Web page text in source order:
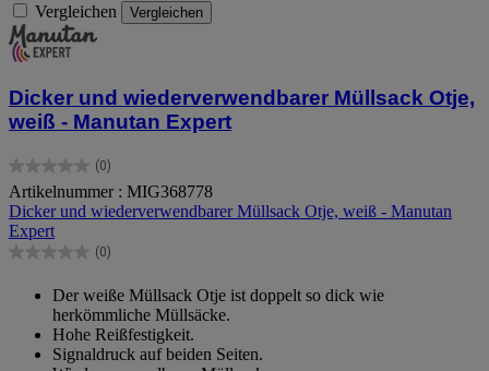
Vergleichen Vergleichen
Dicker und wiederverwendbarer Müllsack Otje,
weiß - Manutan Expert
(0)
0.0
von
5
Sternen.
Artikelnummer : MIG368778
Dicker und wiederverwendbarer Müllsack Otje, weiß - Manutan
Expert
(0)
0.0
Sternen.
Der weiße Müllsack Otje ist doppelt so dick wie
herkömmliche Müllsäcke.
Hohe Reißfestigkeit.
Signaldruck auf beiden Seiten.